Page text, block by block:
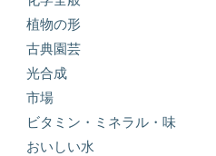
植物の形
古典園芸
光合成
市場
ビタミン・ミネラル・味
おいしい水